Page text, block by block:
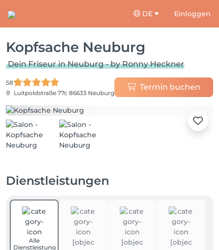
DE Einloggen
Kopfsache Neuburg
Dein Friseur in Neuburg - by Ronny Heckner
58
Luitpoldstraße 77c 86633 Neuburg
Termin buchen
Dienstleistungen
Alle
Dienstleistung